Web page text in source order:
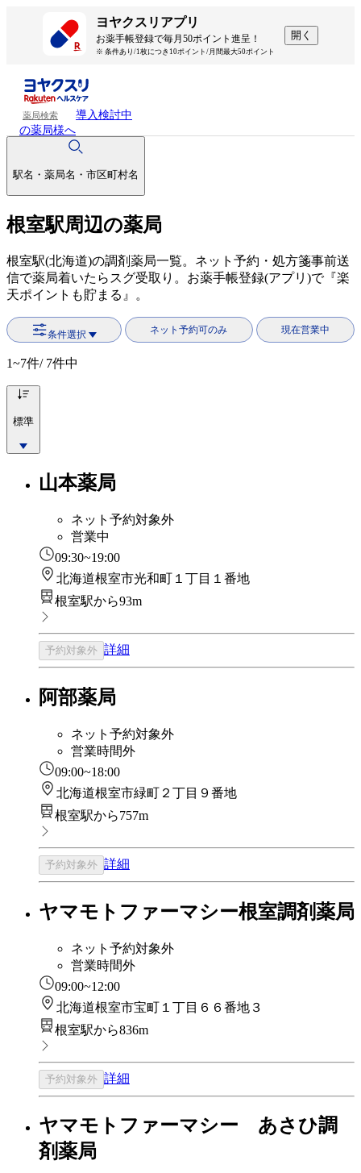
ヨヤクスリアプリ
お薬手帳登録で毎月50ポイント進呈！
※ 条件あり/1枚につき10ポイント/月間最大50ポイント
開く
薬局検索
導入検討中
の薬局様へ
駅名・薬局名・市区町村名
根室駅周辺の薬局
根室駅(北海道)の調剤薬局一覧。ネット予約・処方箋事前送
信で薬局着いたらスグ受取り。お薬手帳登録(アプリ)で『楽
天ポイントも貯まる』。
条件選択 ネット予約可のみ 現在営業中
1~7件/ 7件中
標準
山本薬局
ネット予約対象外
営業中
09:30~19:00
北海道根室市光和町１丁目１番地
根室駅から93m
予約対象外 詳細
阿部薬局
ネット予約対象外
営業時間外
09:00~18:00
北海道根室市緑町２丁目９番地
根室駅から757m
予約対象外 詳細
ヤマモトファーマシー根室調剤薬局
ネット予約対象外
営業時間外
09:00~12:00
北海道根室市宝町１丁目６６番地３
根室駅から836m
予約対象外 詳細
ヤマモトファーマシー あさひ調
剤薬局